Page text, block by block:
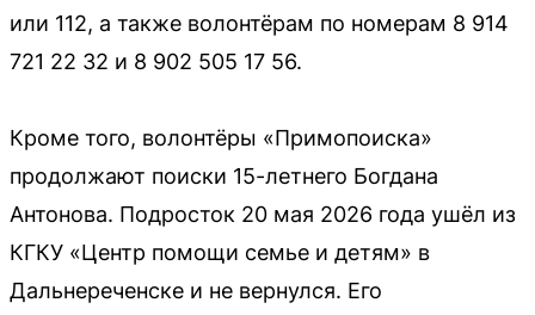
или 112, а также волонтёрам по номерам 8 914
721 22 32 и 8 902 505 17 56.
Кроме того, волонтёры «Примопоиска»
продолжают поиски 15-летнего Богдана
Антонова. Подросток 20 мая 2026 года ушёл из
КГКУ «Центр помощи семье и детям» в
Дальнереченске и не вернулся. Его